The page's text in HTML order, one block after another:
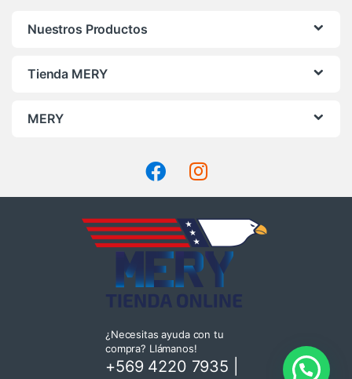
Nuestros Productos
Tienda MERY
MERY
¿Necesitas ayuda con tu
compra? Llámanos!
+569 4220 7935